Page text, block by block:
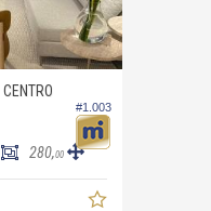
#1.003
CENTRO
280,00